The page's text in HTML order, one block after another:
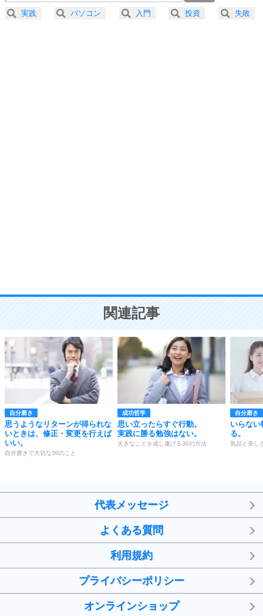
ことが大切。
2.5倍速 （303KB 1分17秒）
3.0倍速 （253KB 1分4秒）
実践 パソコン 入門 投資 失敗
関連記事
自分磨き
思うようなリターンが得られな
いときは、修正・変更を行えば
いい。
自分磨きで大切な30のこと
成功哲学
思い立ったらすぐ行動。
実践に勝る勉強はない。
大きなことを成し遂げる30の方法
自分磨き
いらない
る。
気品と美し
代表メッセージ
よくある質問
利用規約
プライバシーポリシー
オンラインショップ